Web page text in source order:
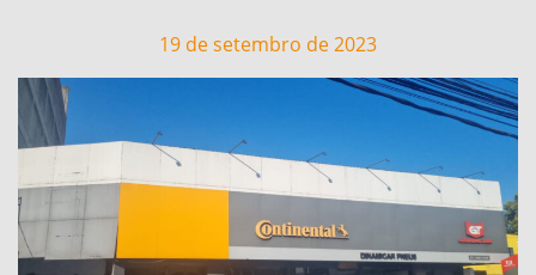
19 de setembro de 2023